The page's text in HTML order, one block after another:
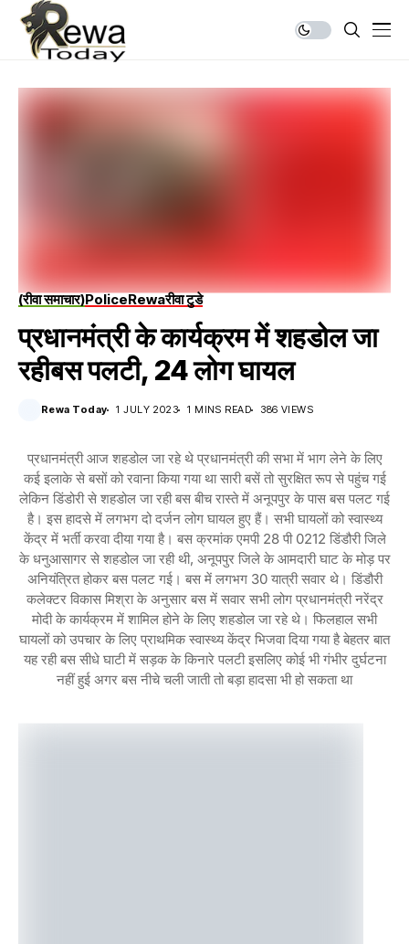
(रीवा समाचार)PoliceRewaरीवा टुडे
प्रधानमंत्री के कार्यक्रम में शहडोल जा
रहीबस पलटी, 24 लोग घायल
Rewa Today 1 JULY 2023 1 MINS READ 386 VIEWS
प्रधानमंत्री आज शहडोल जा रहे थे प्रधानमंत्री की सभा में भाग लेने के लिए
कई इलाके से बसों को रवाना किया गया था सारी बसें तो सुरक्षित रूप से पहुंच गई
लेकिन डिंडोरी से शहडोल जा रही बस बीच रास्ते में अनूपपुर के पास बस पलट गई
है। इस हादसे में लगभग दो दर्जन लोग घायल हुए हैं। सभी घायलों को स्वास्थ्य
केंद्र में भर्ती करवा दीया गया है। बस क्रमांक एमपी 28 पी 0212 डिंडौरी जिले
के धनुआसागर से शहडोल जा रही थी, अनूपपुर जिले के आमदारी घाट के मोड़ पर
अनियंत्रित होकर बस पलट गई। बस में लगभग 30 यात्री सवार थे। डिंडौरी
कलेक्टर विकास मिश्रा के अनुसार बस में सवार सभी लोग प्रधानमंत्री नरेंद्र
मोदी के कार्यक्रम में शामिल होने के लिए शहडोल जा रहे थे। फिलहाल सभी
घायलों को उपचार के लिए प्राथमिक स्वास्थ्य केंद्र भिजवा दिया गया है बेहतर बात
यह रही बस सीधे घाटी में सड़क के किनारे पलटी इसलिए कोई भी गंभीर दुर्घटना
नहीं हुई अगर बस नीचे चली जाती तो बड़ा हादसा भी हो सकता था